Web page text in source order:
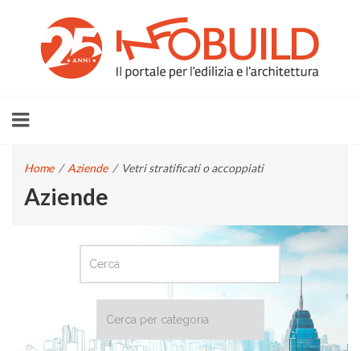
Home / Aziende / Vetri stratificati o accoppiati
Aziende